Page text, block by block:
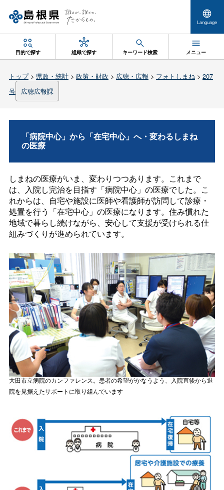
Language
目的で探す 組織で探す キーワード検索 メニュー
トップ> 県政・統計> 政策・財政 > 広聴・広報 > フォトしまね> 207
号
広聴広報課
「病院中心」から「在宅中心」へ・変わるしまね
の医療
しまねの医療がいま、変わりつつあります。これまで
は、入院し完治を目指す「病院中心」の医療でした。こ
れからは、自宅や施設に医師や看護師が訪問して診療・
処置を行う「在宅中心」の医療になります。住み慣れた
地域で暮らし続けながら、安心して支援が受けられる仕
組みづくりが進められています。
大田市立病院のカンファレンス。患者の希望がかなうよう、入院直後から退
院を見据えたサポートに取り組んでいます